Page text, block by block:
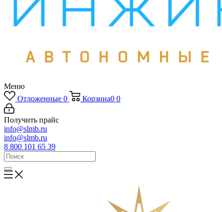
Меню
Отложенные 0 Корзина0 0
Получить прайс
info@slmb.ru
info@slmb.ru
8 800 101 65 39